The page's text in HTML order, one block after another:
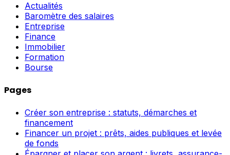
Actualités
Baromètre des salaires
Entreprise
Finance
Immobilier
Formation
Bourse
Pages
Créer son entreprise : statuts, démarches et
financement
Financer un projet : prêts, aides publiques et levée
de fonds